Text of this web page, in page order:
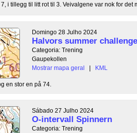
i tillegg til litt rot til 3. Veivalgene var nok for det
Domingo 28 Julho 2024
Halvors summer
Categoria: Trening
Gaupekollen
Mostrar mapa geral
| KML
en stor en på 74.
Sábado 27 Julho 2024
O-intervall Spinnern
Categoria: Trening